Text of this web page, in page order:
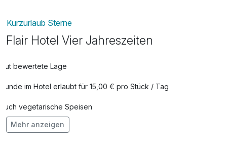
Kurzurlaub Sterne
Flair Hotel Vier Jahreszeiten
Gut bewertete Lage
Hunde im Hotel erlaubt für 15,00 € pro Stück / Tag
Auch vegetarische Speisen
Kostenloses W-LAN
Mehr anzeigen